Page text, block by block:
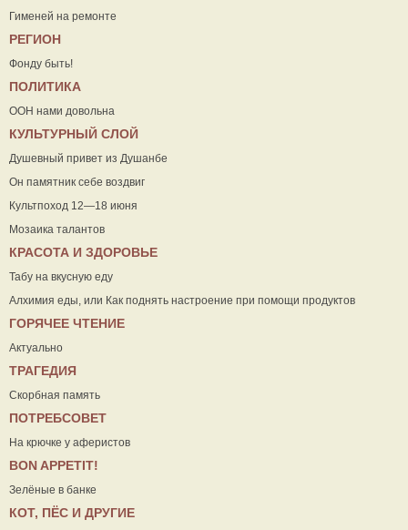
Гименей на ремонте
РЕГИОН
Фонду быть!
ПОЛИТИКА
ООН нами довольна
КУЛЬТУРНЫЙ СЛОЙ
Душевный привет из Душанбе
Он памятник себе воздвиг
Культпоход 12—18 июня
Мозаика талантов
КРАСОТА И ЗДОРОВЬЕ
Табу на вкусную еду
Алхимия еды, или Как поднять настроение при помощи продуктов
ГОРЯЧЕЕ ЧТЕНИЕ
Актуально
ТРАГЕДИЯ
Скорбная память
ПОТРЕБСОВЕТ
На крючке у аферистов
ВON APPETIT!
Зелёные в банке
КОТ, ПЁС И ДРУГИЕ